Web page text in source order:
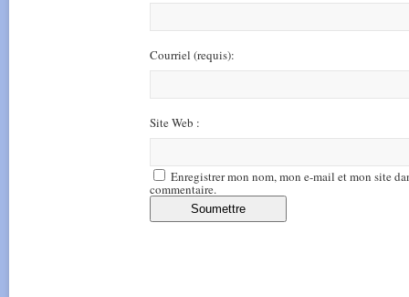
Courriel (requis):
Site Web :
Enregistrer mon nom, mon e-mail et mon site
commentaire.